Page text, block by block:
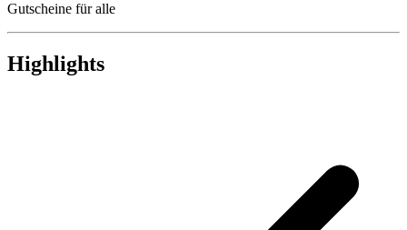
Gutscheine für alle
Highlights